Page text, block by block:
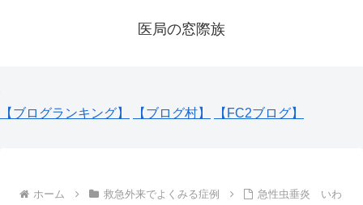
医局の窓際族
【ブログランキング】 【ブログ村】 【FC2ブログ】
ホーム 救急外来でよくみる症例
急性虫垂炎 いわ